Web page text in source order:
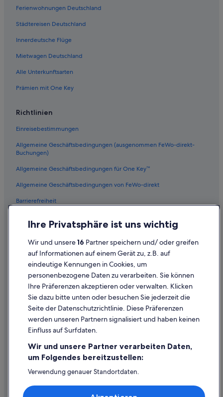
Hotels mit Sauna in Papeete
Business in Papeete
Hotels mit Yoga in Papeete
4-Sterne-Hotels in Papeete
Hotels mit Restaurant in Papeete
Ferienwohnungen Deutschland
Städtereisen Deutschland
Innerdeutsche Flüge
Mietwagen Deutschland
Alle Unterkunftsarten
Prämien mit One Key
Richtlinien
Einreisebestimmungen
Allgemeine Geschäftsbedingungen (ausgenommen FeWo-direkt-
Buchungen)
Allgemeine Geschäftsbedingungen für One Key™
Allgemeine Geschäftsbedingungen von FeWo-direkt
Barrierefreiheit
Inhaltsrichtlinien und Melden von Inhalten
Hilfe
Hilfe
Flug stornieren
Rückerstattungsdauer
Expedia-Gutschein einlösen
Internationale Reisedokumente
Ihre Privatsphäre ist uns wichtig
Wir und unsere16 Partner speichern und/ oder greifen
auf Informationen auf einem Gerät zu, z.B. auf
eindeutige Kennungen in Cookies, um
personenbezogene Daten zu verarbeiten. Sie können
Ihre Präferenzen akzeptieren oder verwalten. Klicken
Sie dazu bitte unten oder besuchen Sie jederzeit die
Seite der Datenschutzrichtlinie. Diese Präferenzen
werden unseren Partnern signalisiert und haben keinen
Einfluss auf Surfdaten.
Wir und unsere Partner verarbeiten Daten,
um Folgendes bereitzustellen:
Verwendung genauer Standortdaten.
Speichern von oder Zugriff auf Informationen auf einem